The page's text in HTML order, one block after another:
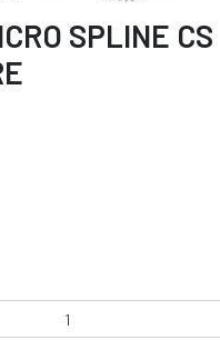
SPLINE CS